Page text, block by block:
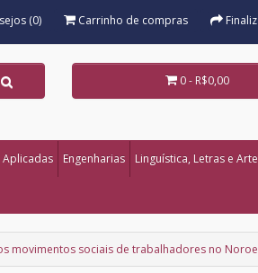
(0) Carrinho de compras
0 - R$0,00
Aplicadas Engenharias Linguística, Letras e
movimentos sociais de trabalhadores no